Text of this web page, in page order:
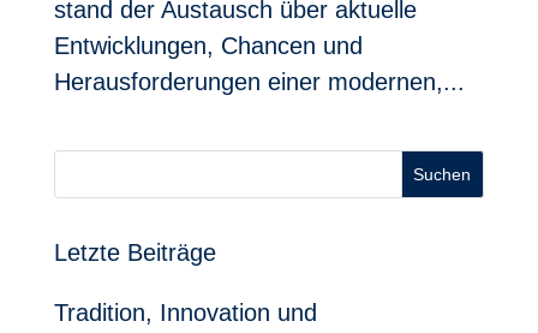
stand der Austausch über aktuelle
Entwicklungen, Chancen und
Herausforderungen einer modernen,...
Suchen
Letzte Beiträge
Tradition, Innovation und